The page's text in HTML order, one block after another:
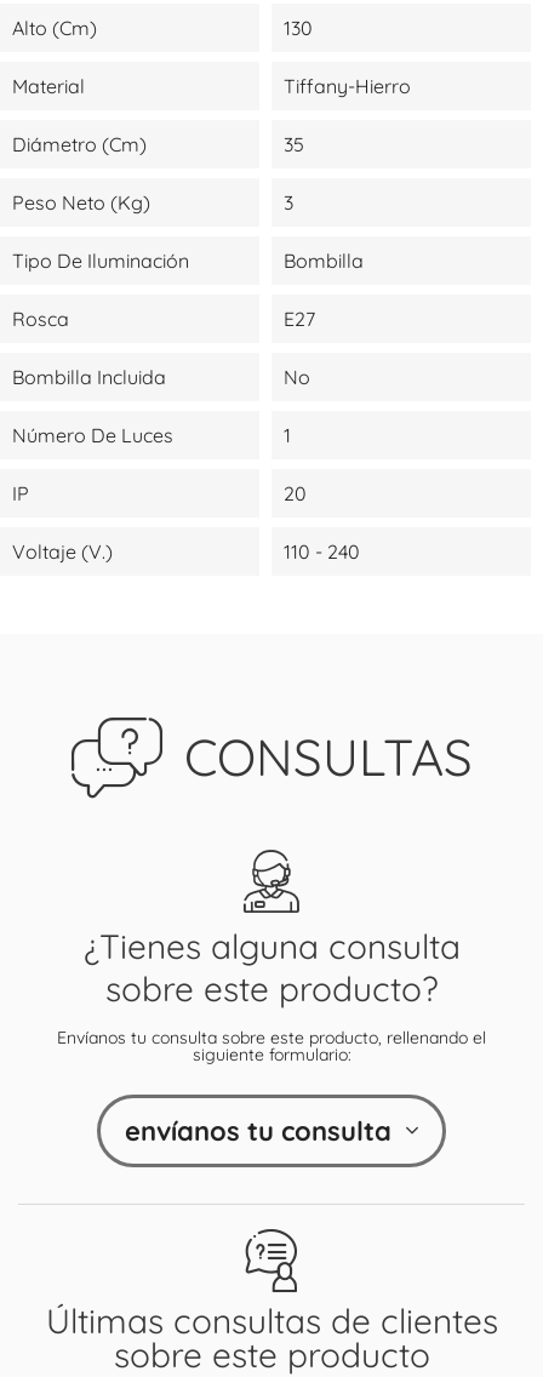
Alto (cm) 130
Material Tiffany-Hierro
Diámetro (cm) 35
Peso Neto (kg) 3
Tipo De Iluminación Bombilla
Rosca E27
Bombilla Incluida No
Número De Luces 1
IP 20
Voltaje (V.) 110 - 240
CONSULTAS
Últimas consultas de clientes
sobre este producto
¿Tienes alguna consulta
sobre este producto?
Envíanos tu consulta sobre este producto, rellenando el
siguiente formulario:
envíanos tu consulta